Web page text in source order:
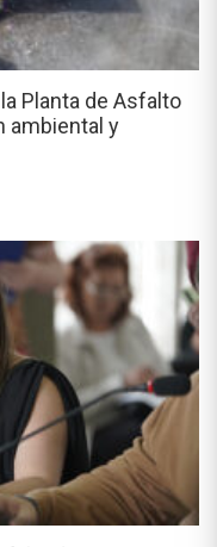
Planta de Asfalto
ambiental y